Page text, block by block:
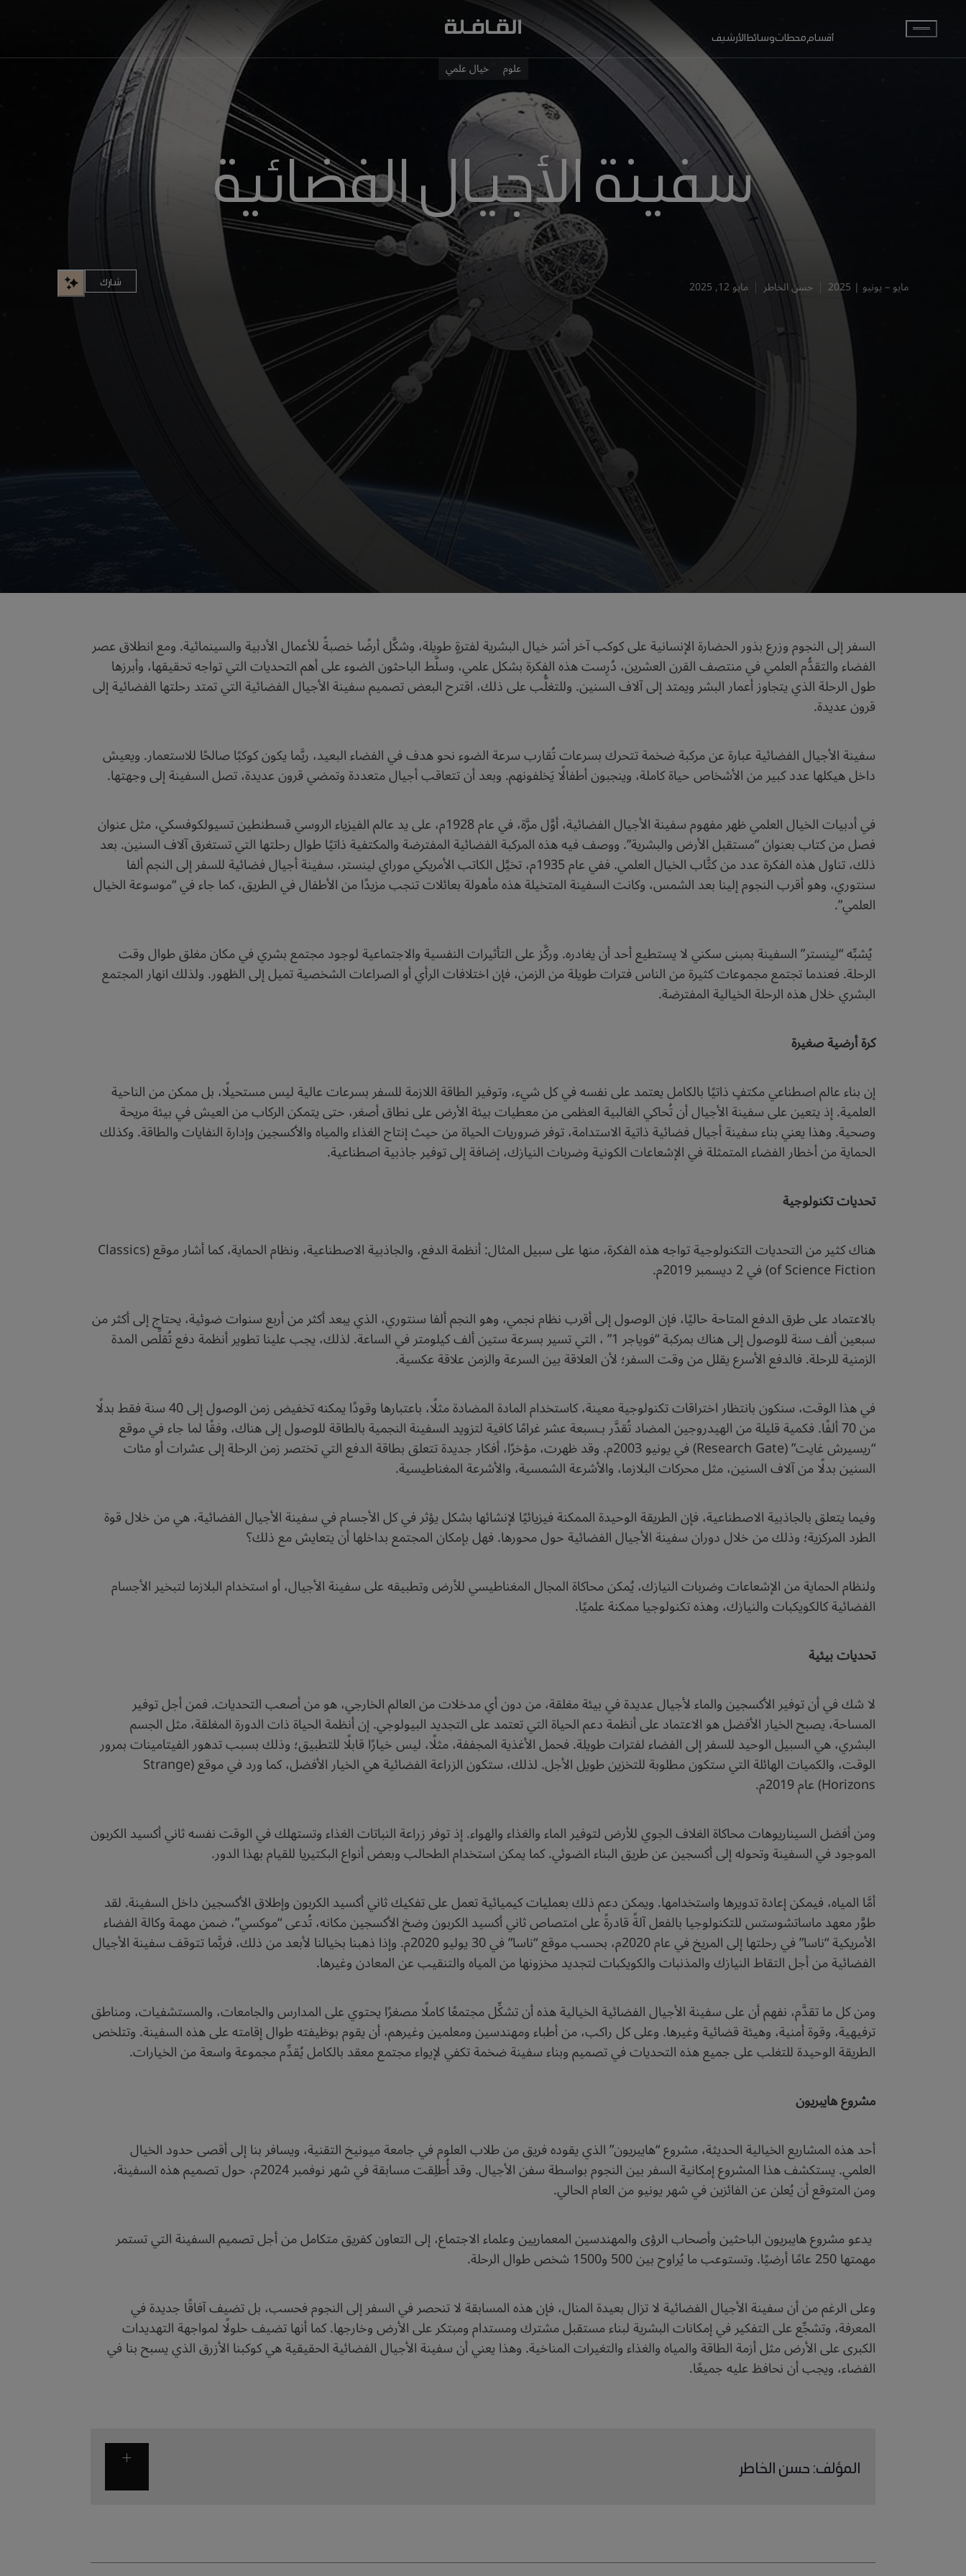
أقسام محطاتوسائطالأرشيف
علوم خيال علمي
سفينة الأجيال الفضائية
مايو – يونيو | 2025 حسن الخاطر مايو 12, 2025 شارك
السفر إلى النجوم وزرع بذور الحضارة الإنسانية على كوكب آخر أسَر خيال البشرية لفترةٍ طويلة، وشكَّل أرضًا خصبةً للأعمال الأدبية والسينمائية. ومع انطلاق عصر
الفضاء والتقدُّم العلمي في منتصف القرن العشرين، دُرِست هذه الفكرة بشكل علمي، وسلَّط الباحثون الضوء على أهم التحديات التي تواجه تحقيقها، وأبرزها
طول الرحلة الذي يتجاوز أعمار البشر ويمتد إلى آلاف السنين. وللتغلُّب على ذلك، اقترح البعض تصميم سفينة الأجيال الفضائية التي تمتد رحلتها الفضائية إلى
قرون عديدة.
سفينة الأجيال الفضائية عبارة عن مركبة ضخمة تتحرك بسرعات تُقارب سرعة الضوء نحو هدف في الفضاء البعيد، ربَّما يكون كوكبًا صالحًا للاستعمار. ويعيش
داخل هيكلها عدد كبير من الأشخاص حياة كاملة، وينجبون أطفالًا يَخلفونهم. وبعد أن تتعاقب أجيال متعددة وتمضي قرون عديدة، تصل السفينة إلى وجهتها.
في أدبيات الخيال العلمي ظهر مفهوم سفينة الأجيال الفضائية، أوَّل مرَّة، في عام 1928م، على يد عالم الفيزياء الروسي قسطنطين تسيولكوفسكي، مثل عنوان
فصل من كتاب بعنوان “مستقبل الأرض والبشرية”. ووصف فيه هذه المركبة الفضائية المفترضة والمكتفية ذاتيًا طوال رحلتها التي تستغرق آلاف السنين. بعد
ذلك، تناول هذه الفكرة عدد من كتَّاب الخيال العلمي. ففي عام 1935م، تخيَّل الكاتب الأمريكي موراي لينستر، سفينة أجيال فضائية للسفر إلى النجم ألفا
سنتوري، وهو أقرب النجوم إلينا بعد الشمس، وكانت السفينة المتخيلة هذه مأهولة بعائلات تنجب مزيدًا من الأطفال في الطريق، كما جاء في “موسوعة الخيال
العلمي”.
يُشبِّه “لينستر” السفينة بمبنى سكني لا يستطيع أحد أن يغادره. وركَّز على التأثيرات النفسية والاجتماعية لوجود مجتمع بشري في مكان مغلق طوال وقت
الرحلة. فعندما تجتمع مجموعات كثيرة من الناس فترات طويلة من الزمن، فإن اختلافات الرأي أو الصراعات الشخصية تميل إلى الظهور. ولذلك انهار المجتمع
البشري خلال هذه الرحلة الخيالية المفترضة.
كرة أرضية صغيرة
إن بناء عالم اصطناعي مكتفٍ ذاتيًا بالكامل يعتمد على نفسه في كل شيء، وتوفير الطاقة اللازمة للسفر بسرعات عالية ليس مستحيلًا، بل ممكن من الناحية
العلمية. إذ يتعين على سفينة الأجيال أن تُحاكي الغالبية العظمى من معطيات بيئة الأرض على نطاق أصغر، حتى يتمكن الركاب من العيش في بيئة مريحة
وصحية. وهذا يعني بناء سفينة أجيال فضائية ذاتية الاستدامة، توفر ضروريات الحياة من حيث إنتاج الغذاء والمياه والأكسجين وإدارة النفايات والطاقة. وكذلك
الحماية من أخطار الفضاء المتمثلة في الإشعاعات الكونية وضربات النيازك، إضافة إلى توفير جاذبية اصطناعية.
تحديات تكنولوجية
هناك كثير من التحديات التكنولوجية تواجه هذه الفكرة، منها على سبيل المثال: أنظمة الدفع، والجاذبية الاصطناعية، ونظام الحماية، كما أشار موقع (Classics
of Science Fiction) في 2 ديسمبر 2019م.
بالاعتماد على طرق الدفع المتاحة حاليًا، فإن الوصول إلى أقرب نظام نجمي، وهو النجم ألفا سنتوري، الذي يبعد أكثر من أربع سنوات ضوئية، يحتاج إلى أكثر من
سبعين ألف سنة للوصول إلى هناك بمركبة “فوياجر 1” ، التي تسير بسرعة ستين ألف كيلومتر في الساعة. لذلك، يجب علينا تطوير أنظمة دفع تُقلِّص المدة
الزمنية للرحلة. فالدفع الأسرع يقلل من وقت السفر؛ لأن العلاقة بين السرعة والزمن علاقة عكسية.
في هذا الوقت، سنكون بانتظار اختراقات تكنولوجية معينة، كاستخدام المادة المضادة مثلًا، باعتبارها وقودًا يمكنه تخفيض زمن الوصول إلى 40 سنة فقط بدلًا
من 70 ألفًا. فكمية قليلة من الهيدروجين المضاد تُقدَّر بـسبعة عشر غرامًا كافية لتزويد السفينة النجمية بالطاقة للوصول إلى هناك، وفقًا لما جاء في موقع
“ريسيرش غايت” (Research Gate) في يونيو 2003م. وقد ظهرت، مؤخرًا، أفكار جديدة تتعلق بطاقة الدفع التي تختصر زمن الرحلة إلى عشرات أو مئات
السنين بدلًا من آلاف السنين، مثل محركات البلازما، والأشرعة الشمسية، والأشرعة المغناطيسية.
وفيما يتعلق بالجاذبية الاصطناعية، فإن الطريقة الوحيدة الممكنة فيزيائيًا لإنشائها بشكل يؤثر في كل الأجسام في سفينة الأجيال الفضائية، هي من خلال قوة
الطرد المركزية؛ وذلك من خلال دوران سفينة الأجيال الفضائية حول محورها. فهل بإمكان المجتمع بداخلها أن يتعايش مع ذلك؟
ولنظام الحماية من الإشعاعات وضربات النيازك، يُمكن محاكاة المجال المغناطيسي للأرض وتطبيقه على سفينة الأجيال، أو استخدام البلازما لتبخير الأجسام
الفضائية كالكويكبات والنيازك، وهذه تكنولوجيا ممكنة علميًا.
تحديات بيئية
لا شك في أن توفير الأكسجين والماء لأجيال عديدة في بيئة مغلقة، من دون أي مدخلات من العالم الخارجي، هو من أصعب التحديات. فمن أجل توفير
المساحة، يصبح الخيار الأفضل هو الاعتماد على أنظمة دعم الحياة التي تعتمد على التجديد البيولوجي. إن أنظمة الحياة ذات الدورة المغلقة، مثل الجسم
البشري، هي السبيل الوحيد للسفر إلى الفضاء لفترات طويلة. فحمل الأغذية المجففة، مثلًا، ليس خيارًا قابلًا للتطبيق؛ وذلك بسبب تدهور الفيتامينات بمرور
الوقت، والكميات الهائلة التي ستكون مطلوبة للتخزين طويل الأجل. لذلك، ستكون الزراعة الفضائية هي الخيار الأفضل، كما ورد في موقع (Strange
Horizons) عام 2019م.
ومن أفضل السيناريوهات محاكاة الغلاف الجوي للأرض لتوفير الماء والغذاء والهواء. إذ توفر زراعة النباتات الغذاء وتستهلك في الوقت نفسه ثاني أكسيد الكربون
الموجود في السفينة وتحوله إلى أكسجين عن طريق البناء الضوئي. كما يمكن استخدام الطحالب وبعض أنواع البكتيريا للقيام بهذا الدور.
أمَّا المياه، فيمكن إعادة تدويرها واستخدامها. ويمكن دعم ذلك بعمليات كيميائية تعمل على تفكيك ثاني أكسيد الكربون وإطلاق الأكسجين داخل السفينة. لقد
طوَّر معهد ماساتشوستس للتكنولوجيا بالفعل آلةً قادرةً على امتصاص ثاني أكسيد الكربون وضخ الأكسجين مكانه، تُدعى “موكسي”، ضمن مهمة وكالة الفضاء
الأمريكية “ناسا” في رحلتها إلى المريخ في عام 2020م، بحسب موقع “ناسا” في 30 يوليو 2020م. وإذا ذهبنا بخيالنا لأبعد من ذلك، فربَّما تتوقف سفينة الأجيال
الفضائية من أجل التقاط النيازك والمذنبات والكويكبات لتجديد مخزونها من المياه والتنقيب عن المعادن وغيرها.
ومن كل ما تقدَّم، نفهم أن على سفينة الأجيال الفضائية الخيالية هذه أن تشكِّل مجتمعًا كاملًا مصغرًا يحتوي على المدارس والجامعات، والمستشفيات، ومناطق
ترفيهية، وقوة أمنية، وهيئة قضائية وغيرها. وعلى كل راكب، من أطباء ومهندسين ومعلمين وغيرهم، أن يقوم بوظيفته طوال إقامته على هذه السفينة. وتتلخص
الطريقة الوحيدة للتغلب على جميع هذه التحديات في تصميم وبناء سفينة ضخمة تكفي لإيواء مجتمع معقد بالكامل يُقدِّم مجموعة واسعة من الخيارات.
مشروع هايبريون
أحد هذه المشاريع الخيالية الحديثة، مشروع “هايبريون” الذي يقوده فريق من طلاب العلوم في جامعة ميونيخ التقنية، ويسافر بنا إلى أقصى حدود الخيال
العلمي. يستكشف هذا المشروع إمكانية السفر بين النجوم بواسطة سفن الأجيال. وقد أُطلِقت مسابقة في شهر نوفمبر 2024م، حول تصميم هذه السفينة،
ومن المتوقع أن يُعلن عن الفائزين في شهر يونيو من العام الحالي.
يدعو مشروع هايبريون الباحثين وأصحاب الرؤى والمهندسين المعماريين وعلماء الاجتماع، إلى التعاون كفريق متكامل من أجل تصميم السفينة التي تستمر
مهمتها 250 عامًا أرضيًا. وتستوعب ما يُراوح بين 500 و1500 شخص طوال الرحلة.
وعلى الرغم من أن سفينة الأجيال الفضائية لا تزال بعيدة المنال، فإن هذه المسابقة لا تنحصر في السفر إلى النجوم فحسب، بل تضيف آفاقًا جديدة في
المعرفة، وتشجِّع على التفكير في إمكانات البشرية لبناء مستقبل مشترك ومستدام ومبتكر على الأرض وخارجها. كما أنها تضيف حلولًا لمواجهة التهديدات
الكبرى على الأرض مثل أزمة الطاقة والمياه والغذاء والتغيرات المناخية. وهذا يعني أن سفينة الأجيال الفضائية الحقيقية هي كوكبنا الأزرق الذي يسبح بنا في
الفضاء، ويجب أن نحافظ عليه جميعًا.
المؤلف: حسن الخاطر